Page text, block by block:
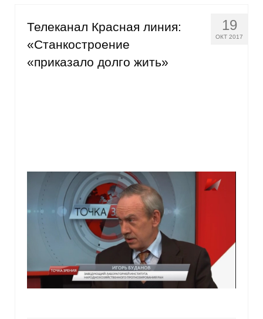
Материалы
19
ОКТ 2017
Телеканал Красная линия:
«Станкостроение
«приказало долго жить»